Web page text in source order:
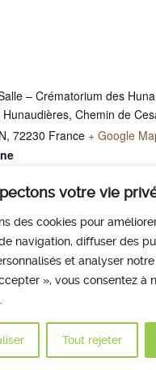
votre vie
des cookies pour
navigation, diffuser des
et analyser
», vous consentez à
Tout rejeter
– Crématorium des
Chemin de
, 72230 France + Google
Christophe Mme
Haut de page
Plan et accès
Mentions
Crématorium des